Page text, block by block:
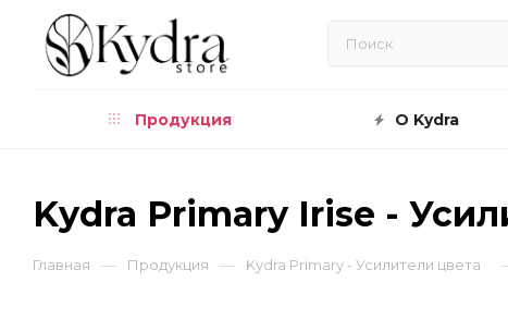
Продукция О Kydra
Kydra Primary Irise -
Главная — Продукция — Kydra Primary - Усилители цвета